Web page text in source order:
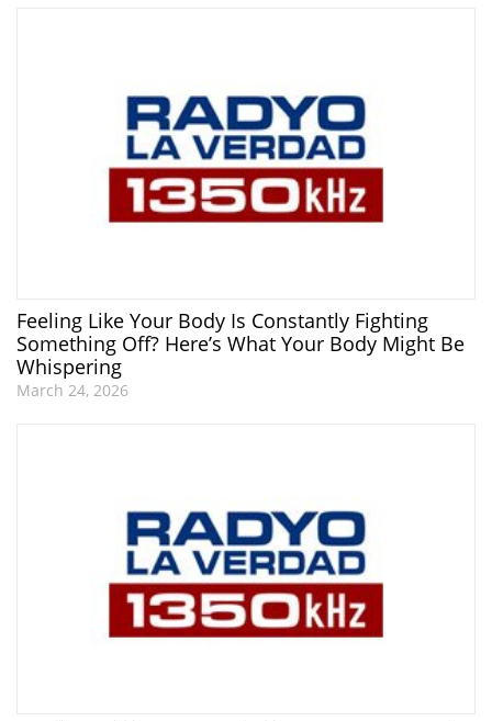
Feeling Like Your Body Is Constantly Fighting
Something Off? Here’s What Your Body Might Be
Whispering
March 24, 2026